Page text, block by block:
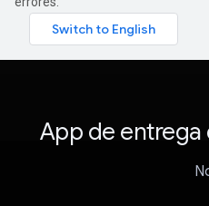
App de